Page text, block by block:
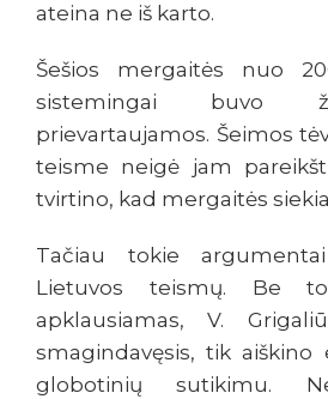
ateina ne iš karto.
Šešios mergaitės nuo
sistemingai buvo
prievartaujamos. Šeimos
teisme neigė jam
tvirtino, kad mergaitės
Tačiau tokie
Lietuvos teismų. Be
apklausiamas, V.
smagindavęsis, tik aiškino
globotinių sutikimu.